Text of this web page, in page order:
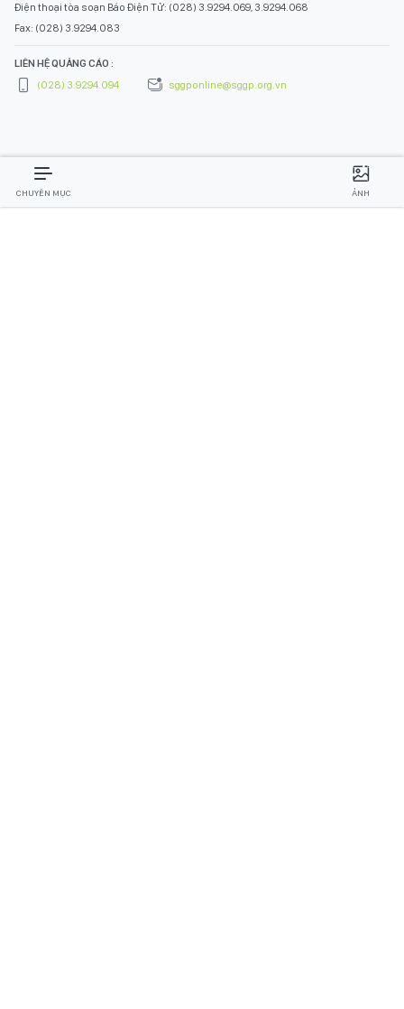
Điện thoại tòa soạn Báo Điện Tử: (028) 3.9294.069, 3.9294.068
Fax: (028) 3.9294.083
LIÊN HỆ QUẢNG CÁO :
(028) 3.9294.094
sggponline@sggp.org.vn
CHUYÊN MỤC ẢNH